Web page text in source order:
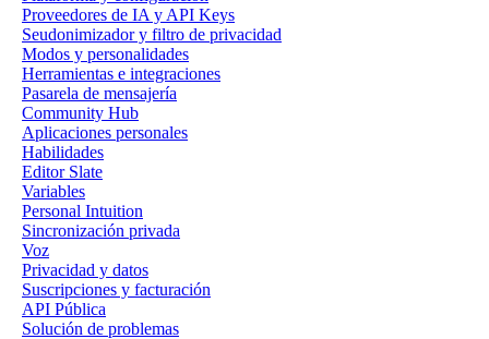
Proveedores de IA y API Keys
Seudonimizador y filtro de privacidad
Modos y personalidades
Herramientas e integraciones
Pasarela de mensajería
Community Hub
Aplicaciones personales
Habilidades
Editor Slate
Variables
Personal Intuition
Sincronización privada
Voz
Privacidad y datos
Suscripciones y facturación
API Pública
Solución de problemas